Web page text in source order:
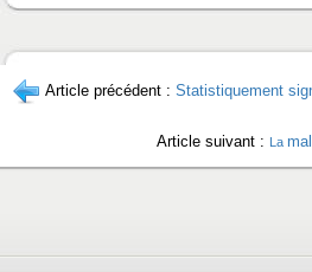
Article précédent : Statistiquement
Article suivant : La